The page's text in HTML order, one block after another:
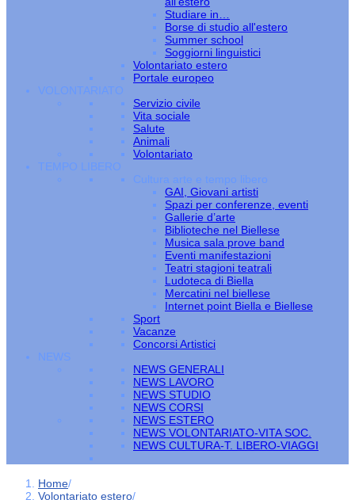
Studiare in…
Borse di studio all'estero
Summer school
Soggiorni linguistici
Volontariato estero
Portale europeo
VOLONTARIATO
Servizio civile
Vita sociale
Salute
Animali
Volontariato
TEMPO LIBERO
Cultura arte e tempo libero
GAI, Giovani artisti
Spazi per conferenze, eventi
Gallerie d’arte
Biblioteche nel Biellese
Musica sala prove band
Eventi manifestazioni
Teatri stagioni teatrali
Ludoteca di Biella
Mercatini nel biellese
Internet point Biella e Biellese
Sport
Vacanze
Concorsi Artistici
NEWS
NEWS GENERALI
NEWS LAVORO
NEWS STUDIO
NEWS CORSI
NEWS ESTERO
NEWS VOLONTARIATO-VITA SOC.
NEWS CULTURA-T. LIBERO-VIAGGI
Home/
Volontariato estero/